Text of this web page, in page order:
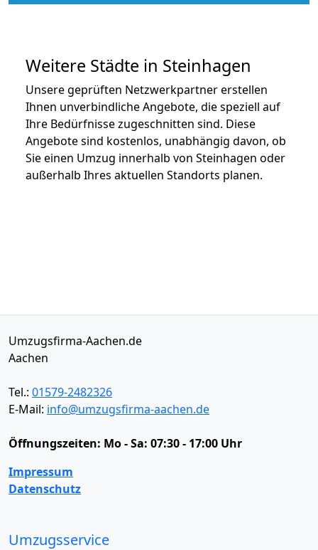
Weitere Städte in Steinhagen
Unsere geprüften Netzwerkpartner erstellen
Ihnen unverbindliche Angebote, die speziell auf
Ihre Bedürfnisse zugeschnitten sind. Diese
Angebote sind kostenlos, unabhängig davon, ob
Sie einen Umzug innerhalb von Steinhagen oder
außerhalb Ihres aktuellen Standorts planen.
Umzugsfirma-Aachen.de
Aachen
Tel.: 01579-2482326
E-Mail: info@umzugsfirma-aachen.de
Öffnungszeiten: Mo - Sa: 07:30 - 17:00 Uhr
Impressum
Datenschutz
Umzugsservice